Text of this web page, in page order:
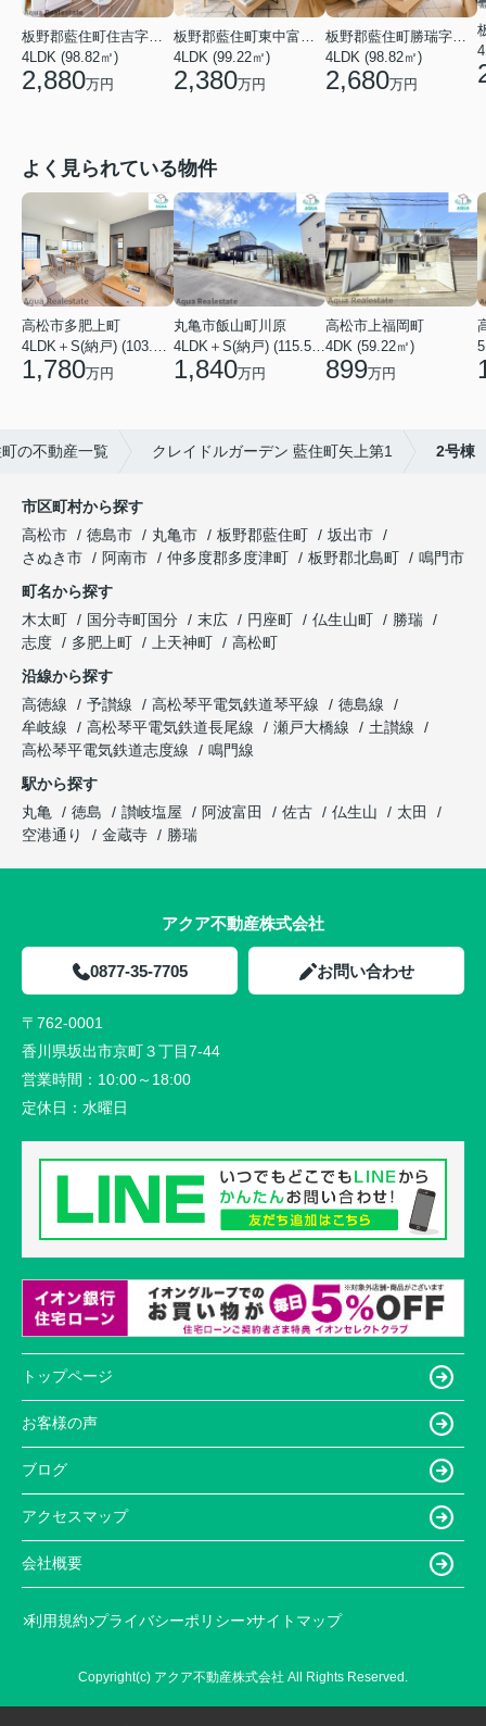
4LDK (98.82㎡)
2,880万円
板野郡藍住町東中富字敷地傍示
4LDK (99.22㎡)
2,380万円
板野郡藍住町勝瑞字幸島
4LDK (98.82㎡)
2,680万円
よく見られている物件
高松市多肥上町
4LDK＋S(納戸) (103.51㎡)
1,780万円
丸亀市飯山町川原
4LDK＋S(納戸) (115.52㎡)
1,840万円
高松市上福岡町
4DK (59.22㎡)
899万円
の不動産一覧 クレイドルガーデン 藍住町矢上第1 2号棟
市区町村から探す
高松市
徳島市 丸亀市 板野郡藍住町
坂出市
さぬき市
阿南市 仲多度郡多度津町 板野郡北島町
鳴門市
町名から探す
木太町
国分寺町国分 末広 円座町 仏生山町
勝瑞
志度
多肥上町 上天神町
高松町
沿線から探す
高徳線
予讃線 高松琴平電気鉄道琴平線
徳島線
牟岐線
高松琴平電気鉄道長尾線 瀬戸大橋線
土讃線
高松琴平電気鉄道志度線
鳴門線
駅から探す
丸亀
徳島 讃岐塩屋 阿波富田 佐古 仏生山
太田
空港通り
金蔵寺 勝瑞
アクア不動産株式会社
0877-35-7705 お問い合わせ
〒762-0001
香川県坂出市京町３丁目7-44
営業時間： 10:00～18:00
定休日： 水曜日
トップページ
お客様の声
ブログ
アクセスマップ
会社概要
利用規約 プライバシーポリシー サイトマップ
Copyright(c) アクア不動産株式会社 All Rights Reserved.